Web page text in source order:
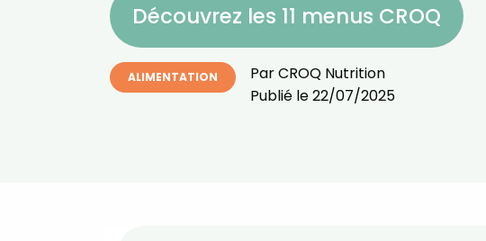
Découvrez les 11 menus CROQ
ALIMENTATION ParCROQ Nutrition
Publié le22/07/2025